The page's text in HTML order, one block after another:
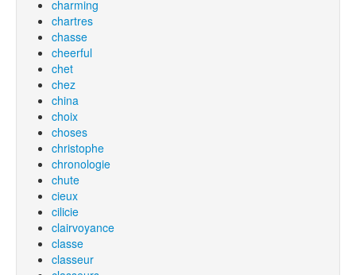
charming
chartres
chasse
cheerful
chet
chez
china
choix
choses
christophe
chronologie
chute
cieux
cilicie
clairvoyance
classe
classeur